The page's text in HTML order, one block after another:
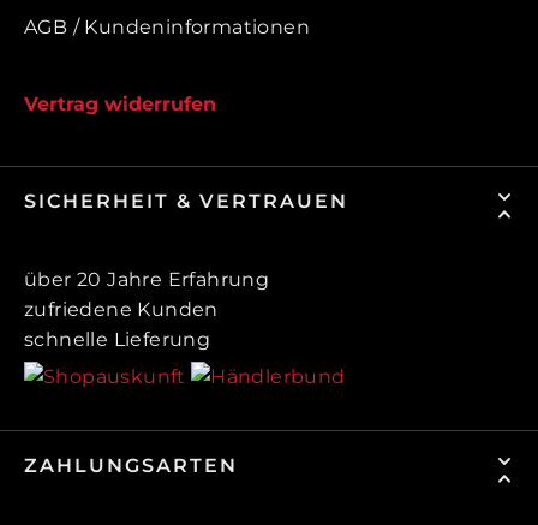
AGB / Kundeninformationen
Vertrag widerrufen
SICHERHEIT & VERTRAUEN
über 20 Jahre Erfahrung
zufriedene Kunden
schnelle Lieferung
ZAHLUNGSARTEN